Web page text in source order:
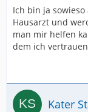
Ich bin ja
Hausarzt und
man mir helfen
dem ich
Kater